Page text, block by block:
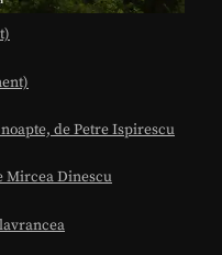
de Petre Ispirescu
Mircea Dinescu